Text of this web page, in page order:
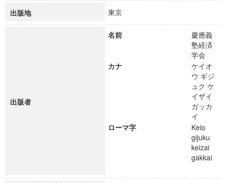
出版地 東京
出版者
名前
慶應義
塾経済
学会
カナ
ケイオ
ウ ギジ
ュク ケ
イザイ
ガッカ
イ
ローマ字
Keio
gijuku
keizai
gakkai